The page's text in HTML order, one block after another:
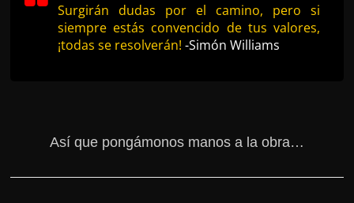
Surgirán dudas por el camino, pero si
siempre estás convencido de tus valores,
¡todas se resolverán! -Simón Williams
Así que pongámonos manos a la obra…